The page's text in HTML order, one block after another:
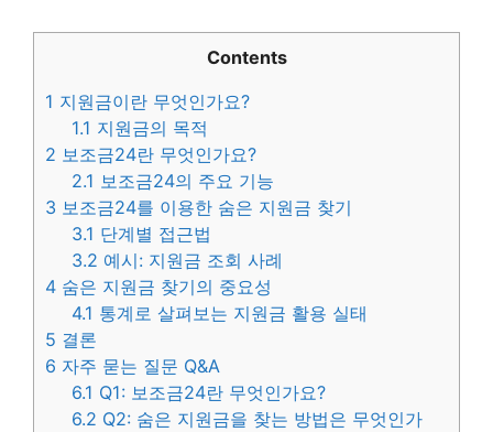
Contents
1 지원금이란 무엇인가요?
1.1 지원금의 목적
2 보조금24란 무엇인가요?
2.1 보조금24의 주요 기능
3 보조금24를 이용한 숨은 지원금 찾기
3.1 단계별 접근법
3.2 예시: 지원금 조회 사례
4 숨은 지원금 찾기의 중요성
4.1 통계로 살펴보는 지원금 활용 실태
5 결론
6 자주 묻는 질문 Q&A
6.1 Q1: 보조금24란 무엇인가요?
6.2 Q2: 숨은 지원금을 찾는 방법은 무엇인가